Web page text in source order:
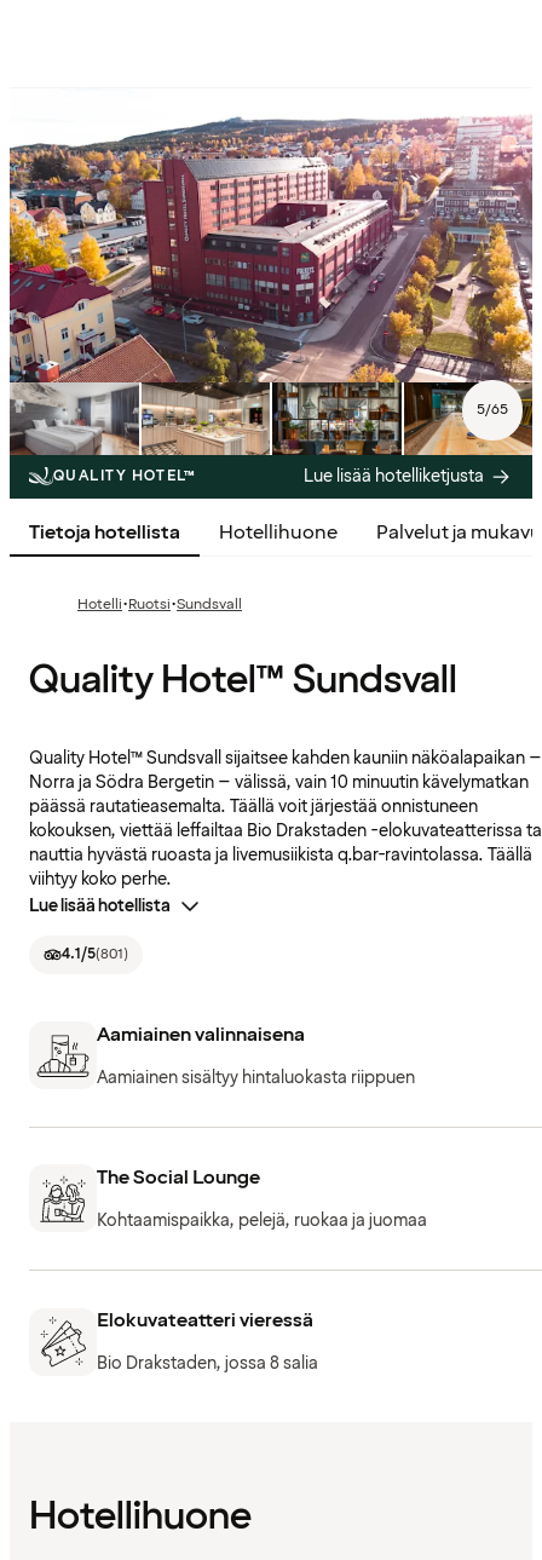
5/65
QUALITY HOTEL™ Lue lisää hotelliketjusta
Tietoja hotellista Hotellihuone Palvelut ja
Hotelli·Ruotsi·Sundsvall
Quality Hotel™ Sundsvall
Quality Hotel™ Sundsvall sijaitsee kahden kauniin näköalapaikan –
Norra ja Södra Bergetin – välissä, vain 10 minuutin kävelymatkan
päässä rautatieasemalta. Täällä voit järjestää onnistuneen
kokouksen, viettää leffailtaa Bio Drakstaden -elokuvateatterissa
nauttia hyvästä ruoasta ja livemusiikista q.bar-ravintolassa. Täällä
viihtyy koko perhe.
Lue lisää hotellista
4.1/5(801)
Aamiainen valinnaisena
Aamiainen sisältyy hintaluokasta riippuen
The Social Lounge
Kohtaamispaikka, pelejä, ruokaa ja juomaa
Elokuvateatteri vieressä
Bio Drakstaden, jossa 8 salia
Hotellihuone